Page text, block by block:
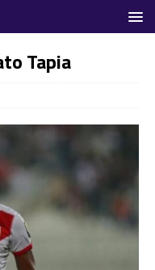
Tapia